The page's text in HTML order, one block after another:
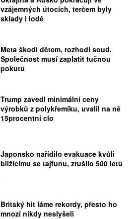
vzájemných útocích, terčem byly
sklady i lodě
Meta škodí dětem, rozhodl soud.
Společnost musí zaplatit tučnou
pokutu
Trump zavedl minimální ceny
výrobků z polykřemíku, uvalil na ně
15procentní clo
Japonsko nařídilo evakuace kvůli
blížícímu se tajfunu, zrušilo 500 letů
Britský hit láme rekordy, přesto ho
mnozí nikdy neslyšeli